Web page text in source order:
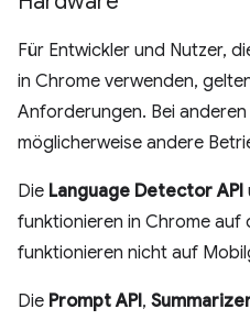
Für Entwickler und Nutzer,
in Chrome verwenden,
Anforderungen. Bei
möglicherweise andere
Die Language Detector API
funktionieren in Chrome auf
funktionieren nicht auf
Die Prompt API,